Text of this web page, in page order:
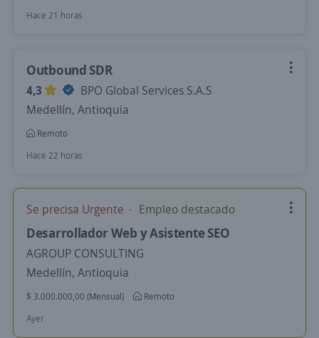
Hace 21 horas
Outbound SDR
4,3
BPO Global Services S.A.S
Medellín, Antioquia
Remoto
Hace 22 horas
Se precisa Urgente Empleo destacado
Desarrollador Web y Asistente SEO
AGROUP CONSULTING
Medellín, Antioquia
$ 3.000.000,00 (Mensual)
Remoto
Ayer